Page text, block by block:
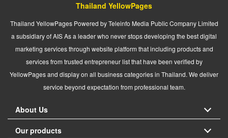
Thailand YellowPages
Thailand YellowPages Powered by Teleinfo Media Public Company Limited
a subsidiary of AIS As a leader who never stops developing the best digital
marketing services through website platform that including products and
services from trusted entrepreneur list that have been verified by
YellowPages and display on all business categories in Thailand. We deliver
service beyond expectation from professional team.
About Us
Our products